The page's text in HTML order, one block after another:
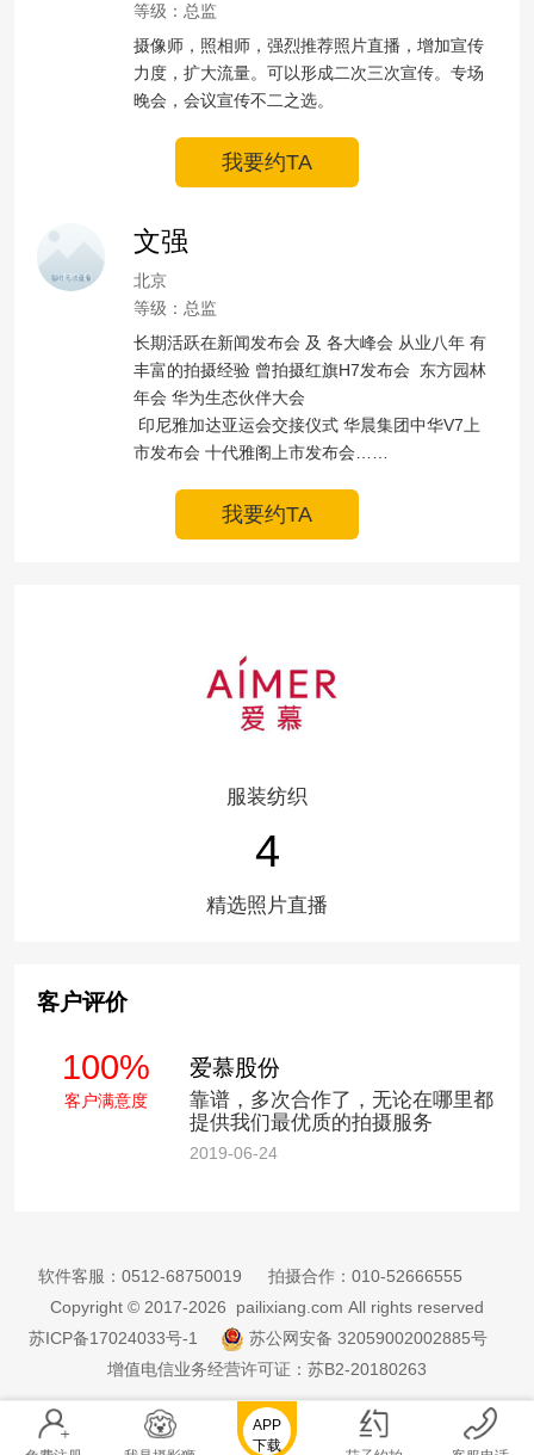
等级：总监
摄像师，照相师，强烈推荐照片直播，增加宣传
力度，扩大流量。可以形成二次三次宣传。专场
晚会，会议宣传不二之选。
我要约TA
文强
北京
等级：总监
长期活跃在新闻发布会 及 各大峰会 从业八年 有
丰富的拍摄经验 曾拍摄红旗H7发布会  东方园林
年会 华为生态伙伴大会
市发布会 十代雅阁上市发布会……
我要约TA
服装纺织
4
精选照片直播
客户评价
100%
客户满意度
爱慕股份
靠谱，多次合作了，无论在哪里都
提供我们最优质的拍摄服务
2019-06-24
软件客服： 0512-68750019 拍摄合作： 010-52666555
Copyright © 2017-2026 pailixiang.com All rights reserved
苏ICP备17024033号-1
苏公网安备 32059002002885号
增值电信业务经营许可证：苏B2-20180263
APP
下载